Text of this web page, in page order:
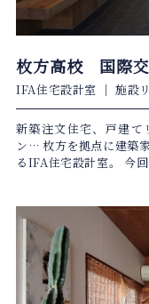
枚方高校 国際
IFA住宅設計室 ｜施設
新築注文住宅、戸建て
ン… 枚方を拠点に建築
るIFA住宅設計室。 今